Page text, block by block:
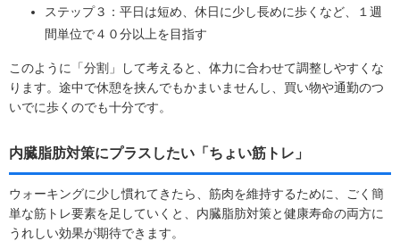
ステップ３：平日は短め、休日に少し長めに歩くなど、１週
間単位で４０分以上を目指す
このように「分割」して考えると、体力に合わせて調整しやすくな
ります。途中で休憩を挟んでもかまいませんし、買い物や通勤のつ
いでに歩くのでも十分です。
内臓脂肪対策にプラスしたい「ちょい筋トレ」
ウォーキングに少し慣れてきたら、筋肉を維持するために、ごく簡
単な筋トレ要素を足していくと、内臓脂肪対策と健康寿命の両方に
うれしい効果が期待できます。